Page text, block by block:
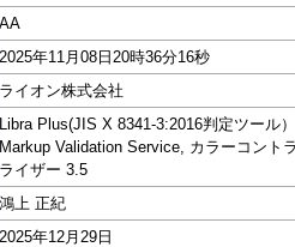
AA
2025年11月08日20時36分16秒
ライオン株式会社
Libra Plus(JIS X 8341-3:2016判定ツール
Markup Validation Service, カラーコント
ライザー 3.5
鴻上 正紀
2025年12月29日